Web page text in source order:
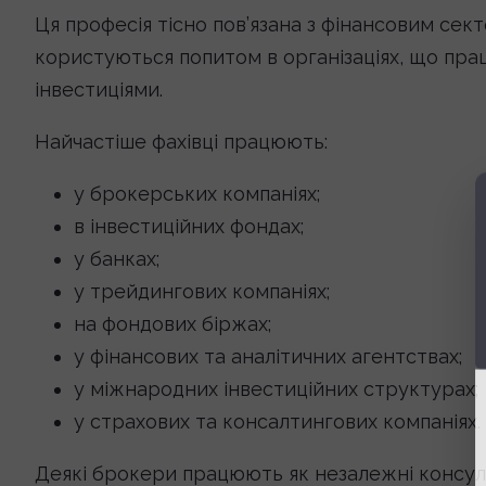
Ця професія тісно пов’язана з фінансовим
користуються попитом в організаціях, що
інвестиціями.
Найчастіше фахівці працюють:
у брокерських компаніях;
в інвестиційних фондах;
у банках;
у трейдингових компаніях;
на фондових біржах;
у фінансових та аналітичних агентствах;
у міжнародних інвестиційних структурах;
у страхових та консалтингових компаніях.
Деякі брокери працюють як незалежні